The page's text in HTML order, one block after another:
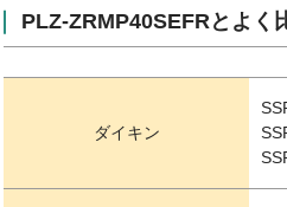
PLZ-ZRMP40SEFRとよく
ダイキン